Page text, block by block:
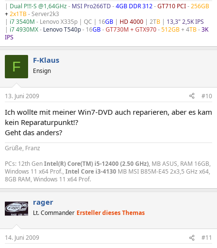
| Dual P!!!-S @1,64GHz- MSI Pro266TD -4GB DDR 312-GT710 PCI-256GB
+2x1TB- Server2k3
| i7 3540M - Lenovo X335p | QC | 16GB | HD 4000 | 2TB | 13,3" 2,5K IPS
| i7 4930MX- Lenovo T540p- 16GB-GT730M + GTX970-512GB+ 4TB-3K
IPS
F F-Klaus
Ensign
13. Juni 2009 #10
Ich wollte mit meiner Win7-DVD auch reparieren, aber es kam
kein Reparaturpunkt!?
Geht das anders?
Grüße, Franz
PCs: 12th GenIntel(R) Core(TM) i5-12400 (2.50 GHz), MB ASUS, RAM 16GB,
Windows 11 x64 Prof., Intel Core i3-4130 MB MSI B85M-E45 2x3,5 GHz x64,
8GB RAM, Windows 11 x64 Prof.
rager
Lt. Commander Ersteller dieses Themas
14. Juni 2009 #11